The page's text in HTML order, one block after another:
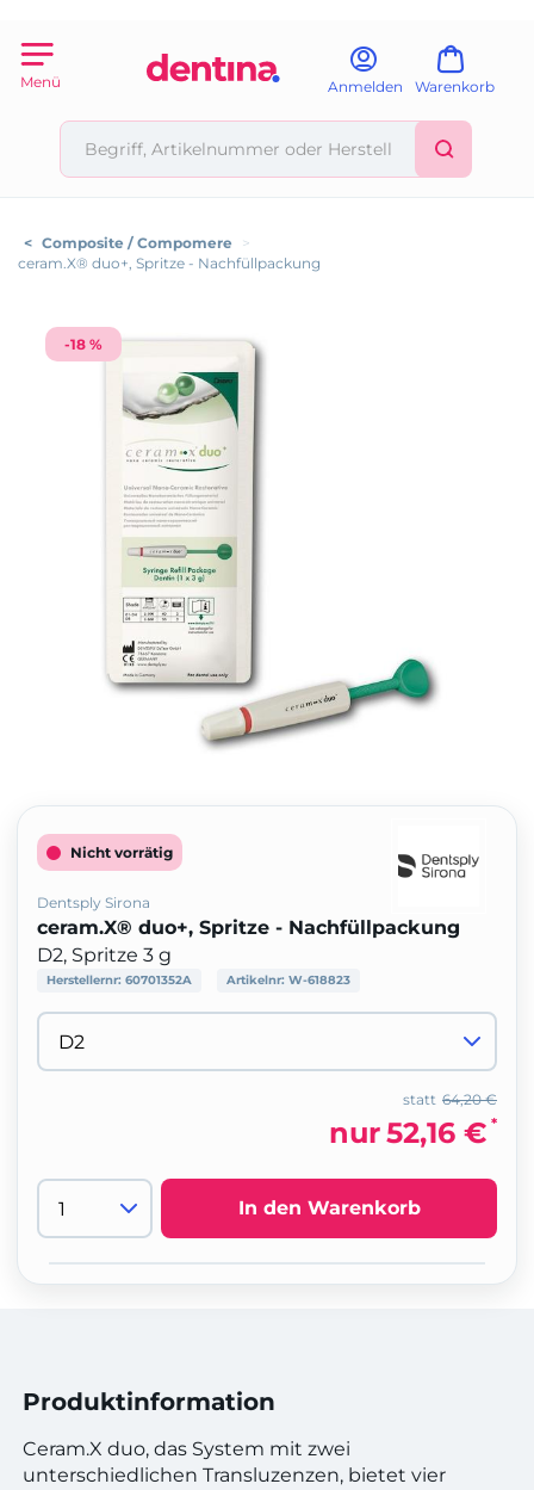
Menü Anmelden Warenkorb
< Composite / Compomere
>
ceram.X® duo+, Spritze - Nachfüllpackung
-18 %
Nicht vorrätig
Dentsply Sirona
ceram.X® duo+, Spritze - Nachfüllpackung
D2, Spritze 3 g
Herstellernr: 60701352A Artikelnr: W-618823
64,20 €
statt
nur52,16 € *
In den Warenkorb
Produktinformation
Ceram.X duo, das System mit zwei
unterschiedlichen Transluzenzen, bietet vier